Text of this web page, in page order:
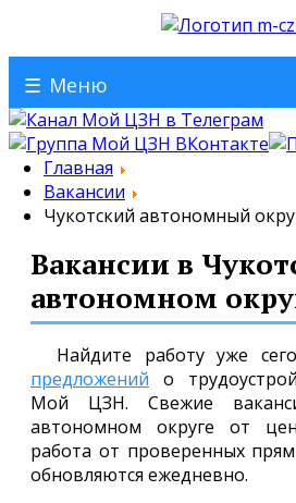
☰ Меню
Главная
Вакансии
Чукотский автономный
Вакансии в Чукотском
автономном
Найдите работу уже
предложений о
Мой ЦЗН. Свежие
автономном округе от
работа от проверенных
обновляются ежедневно.